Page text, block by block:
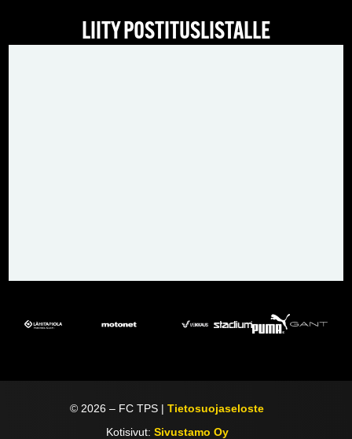
LIITY POSTITUSLISTALLE
© 2026 – FC TPS |Tietosuojaseloste
Kotisivut: Sivustamo Oy